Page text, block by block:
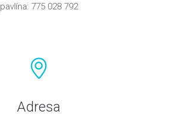
pavlína: 775 028 792
Adresa